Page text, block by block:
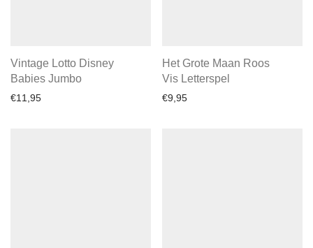
Vintage Lotto Disney
Babies Jumbo
€11,95
Het Grote Maan Roos
Vis Letterspel
€9,95